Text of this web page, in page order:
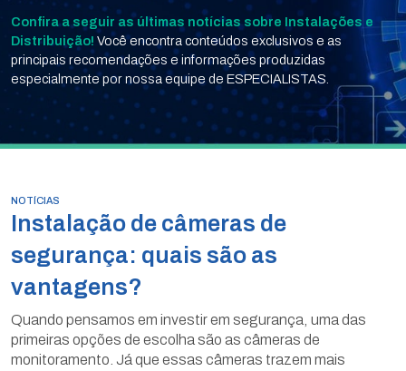
Confira a seguir as últimas notícias sobre Instalações e
Distribuição! Você encontra conteúdos exclusivos e as
principais recomendações e informações produzidas
especialmente por nossa equipe de ESPECIALISTAS.
NOTÍCIAS
Instalação de câmeras de
segurança: quais são as
vantagens?
Quando pensamos em investir em segurança, uma das
primeiras opções de escolha são as câmeras de
monitoramento. Já que essas câmeras trazem mais